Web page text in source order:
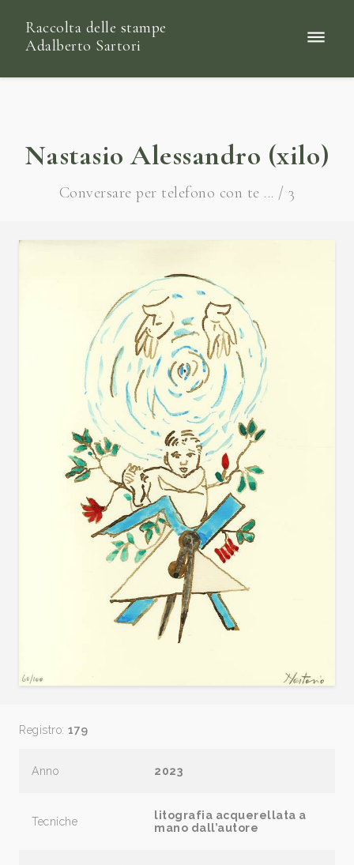
Raccolta delle stampe
Adalberto Sartori
Nastasio Alessandro (xilo)
Conversare per telefono con te ... / 3
Registro: 179
Anno 2023
Tecniche
litografia acquerellata a
mano dall’autore